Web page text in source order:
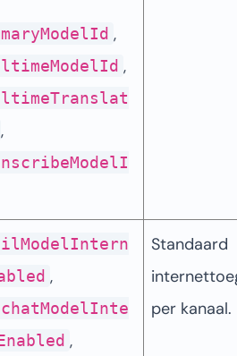
Standaard
per kanaal.